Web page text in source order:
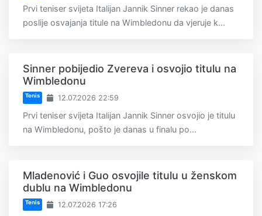
Prvi teniser svijeta Italijan Jannik Sinner rekao je danas
poslije osvajanja titule na Wimbledonu da vjeruje k...
Sinner pobijedio Zvereva i osvojio titulu na
Wimbledonu
Tenis 12.07.2026 22:59
Prvi teniser svijeta Italijan Jannik Sinner osvojio je titulu
na Wimbledonu, pošto je danas u finalu po...
Mladenović i Guo osvojile titulu u ženskom
dublu na Wimbledonu
Tenis 12.07.2026 17:26